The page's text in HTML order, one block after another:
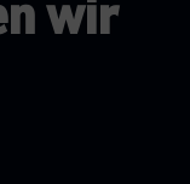
wir